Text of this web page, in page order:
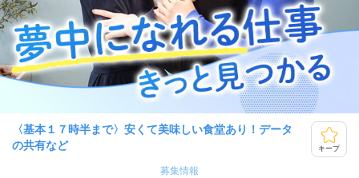
〈基本１７時半まで〉安くて美味しい食堂あり！データ
の共有など
キープ
募集情報